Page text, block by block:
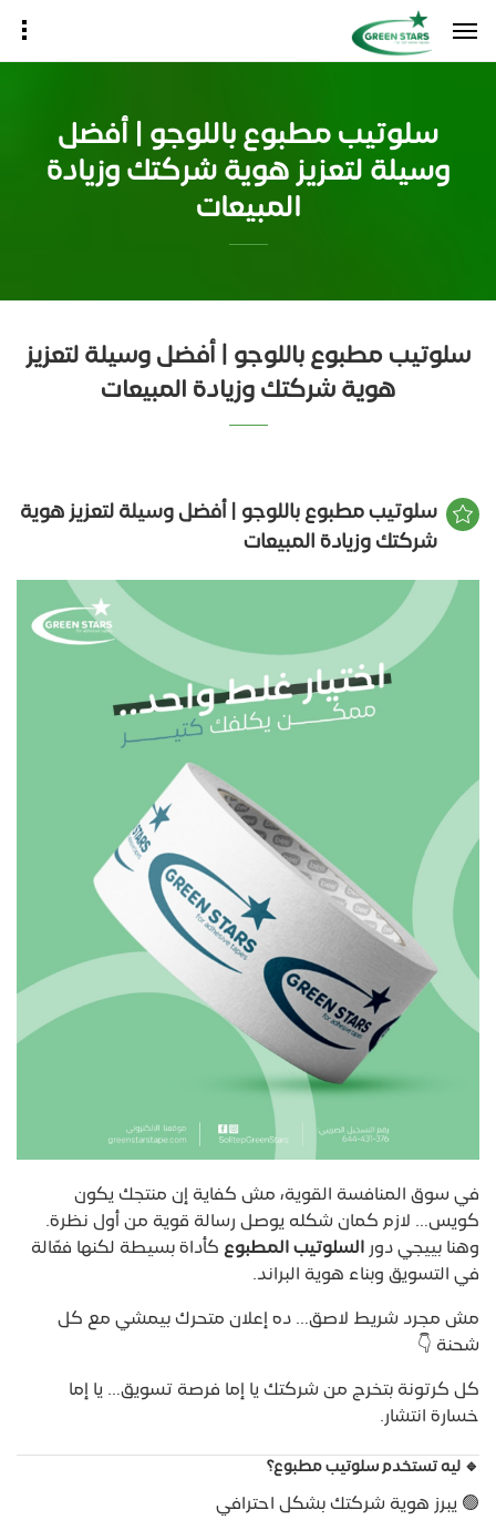
سلوتيب مطبوع باللوجو | أفضل
وسيلة لتعزيز هوية شركتك وزيادة
المبيعات
سلوتيب مطبوع باللوجو | أفضل وسيلة لتعزيز
هوية شركتك وزيادة المبيعات
سلوتيب مطبوع باللوجو | أفضل وسيلة لتعزيز هوية
شركتك وزيادة المبيعات
في سوق المنافسة القوية، مش كفاية إن منتجك يكون
كويس… لازم كمان شكله يوصل رسالة قوية من أول نظرة.
وهنا بييجي دور السلوتيب المطبوع كأداة بسيطة لكنها فعّالة
في التسويق وبناء هوية البراند.
مش مجرد شريط لاصق… ده إعلان متحرك بيمشي مع كل
شحنة 👇
كل كرتونة بتخرج من شركتك يا إما فرصة تسويق… يا إما
خسارة انتشار.
🔹 ليه تستخدم سلوتيب مطبوع؟
🟢 يبرز هوية شركتك بشكل احترافي